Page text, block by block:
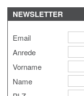
NEWSLETTER
Email
Anrede
Vorname
Name